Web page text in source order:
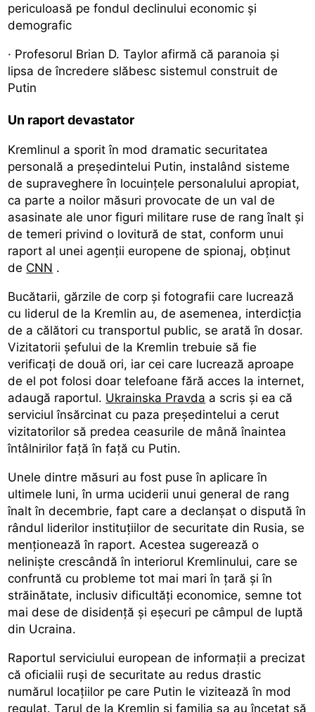
periculoasă pe fondul declinului economic și
demografic
· Profesorul Brian D. Taylor afirmă că paranoia și
lipsa de încredere slăbesc sistemul construit de
Putin
Un raport devastator
Kremlinul a sporit în mod dramatic securitatea
personală a președintelui Putin, instalând sisteme
de supraveghere în locuințele personalului apropiat,
ca parte a noilor măsuri provocate de un val de
asasinate ale unor figuri militare ruse de rang înalt și
de temeri privind o lovitură de stat, conform unui
raport al unei agenții europene de spionaj, obținut
de CNN .
Bucătarii, gărzile de corp și fotografii care lucrează
cu liderul de la Kremlin au, de asemenea, interdicția
de a călători cu transportul public, se arată în dosar.
Vizitatorii șefului de la Kremlin trebuie să fie
verificați de două ori, iar cei care lucrează aproape
de el pot folosi doar telefoane fără acces la internet,
adaugă raportul. Ukrainska Pravda a scris și ea că
serviciul însărcinat cu paza președintelui a cerut
vizitatorilor să predea ceasurile de mână înaintea
întâlnirilor față în față cu Putin.
Unele dintre măsuri au fost puse în aplicare în
ultimele luni, în urma uciderii unui general de rang
înalt în decembrie, fapt care a declanșat o dispută în
rândul liderilor instituțiilor de securitate din Rusia, se
menționează în raport. Acestea sugerează o
neliniște crescândă în interiorul Kremlinului, care se
confruntă cu probleme tot mai mari în țară și în
străinătate, inclusiv dificultăți economice, semne tot
mai dese de disidență și eșecuri pe câmpul de luptă
din Ucraina.
Raportul serviciului european de informații a precizat
că oficialii ruși de securitate au redus drastic
numărul locațiilor pe care Putin le vizitează în mod
regulat. Țarul de la Kremlin și familia sa au încetat să